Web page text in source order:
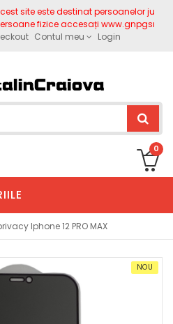
site este destinat persoanelor
fizice accesați www.gnpgsm.ro
Contul meu Login
0
Iphone 12 PRO MAX
NOU